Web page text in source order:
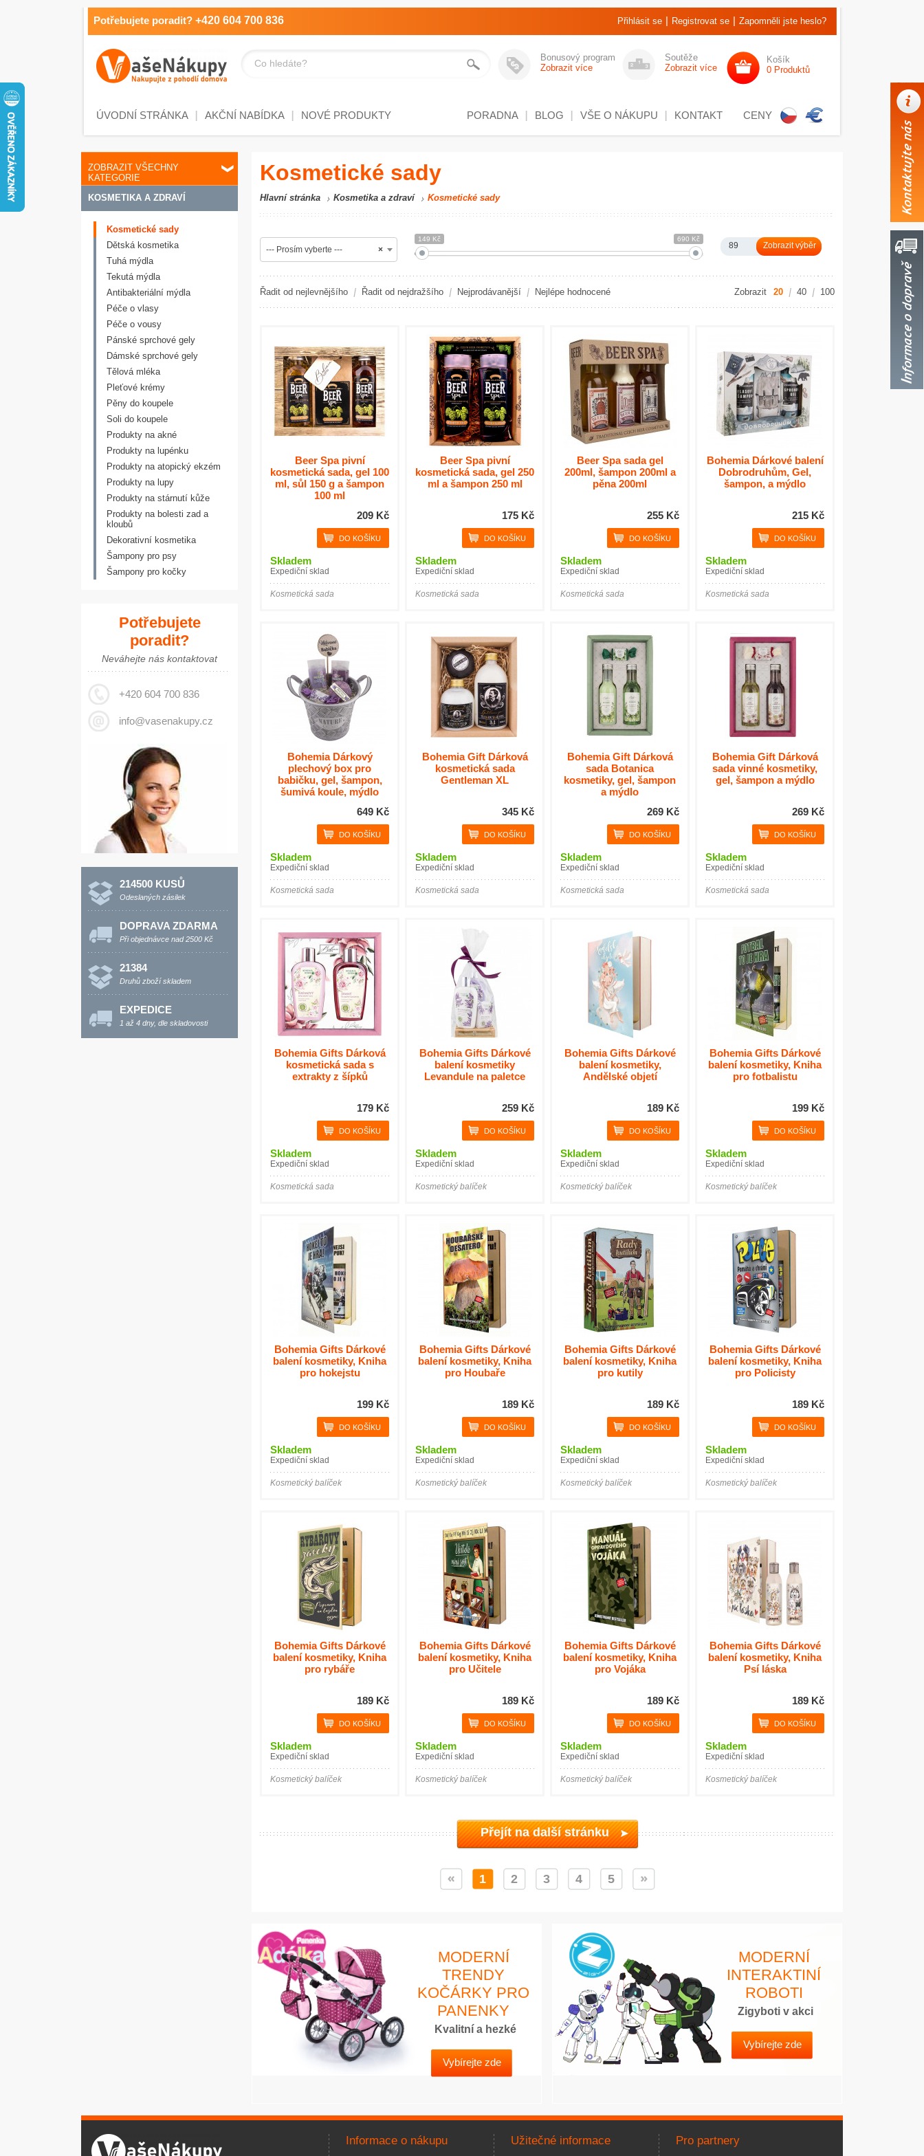
Potřebujete poradit? +420 604 700 836 Přihlásit se | Registrovat se | Zapomněli jste heslo?
Co hledáte?
Bonusový program
Zobrazit více
Soutěže
Zobrazit více
Košík
0 Produktů
ÚVODNÍ STRÁNKA AKČNÍ NABÍDKA NOVÉ PRODUKTY PORADNA BLOG VŠE O NÁKUPU KONTAKT CENY
ZOBRAZIT VŠECHNY
KATEGORIE
KOSMETIKA A ZDRAVÍ
Kosmetické sady
Dětská kosmetika
Tuhá mýdla
Tekutá mýdla
Antibakteriální mýdla
Péče o vlasy
Péče o vousy
Pánské sprchové gely
Dámské sprchové gely
Tělová mléka
Pleťové krémy
Pěny do koupele
Soli do koupele
Produkty na akné
Produkty na lupénku
Produkty na atopický ekzém
Produkty na lupy
Produkty na stárnutí kůže
Produkty na bolesti zad a
kloubů
Dekorativní kosmetika
Šampony pro psy
Šampony pro kočky
Potřebujete
poradit?
Neváhejte nás kontaktovat
+420 604 700 836
info@vasenakupy.cz
214500 KUSŮ
Odeslaných zásilek
DOPRAVA ZDARMA
Při objednávce nad 2500 Kč
21384
Druhů zboží skladem
EXPEDICE
1 až 4 dny, dle skladovosti
Kosmetické sady
Hlavní stránka Kosmetika a zdraví Kosmetické sady
×
--- Prosím vyberte ---
149 Kč 690 Kč
89
Řadit od nejlevnějšího Řadit od nejdražšího Nejprodávanější Nejlépe hodnocené Zobrazit 20 40 100
Beer Spa pivní
kosmetická sada, gel 100
ml, sůl 150 g a šampon
100 ml
209 Kč
Skladem
Expediční sklad
Kosmetická sada
Beer Spa pivní
kosmetická sada, gel 250
ml a šampon 250 ml
175 Kč
Skladem
Expediční sklad
Kosmetická sada
Beer Spa sada gel
200ml, šampon 200ml a
pěna 200ml
255 Kč
Skladem
Expediční sklad
Kosmetická sada
Bohemia Dárkové balení
Dobrodruhům, Gel,
šampon, a mýdlo
215 Kč
Skladem
Expediční sklad
Kosmetická sada
Bohemia Dárkový
plechový box pro
babičku, gel, šampon,
šumivá koule, mýdlo
649 Kč
Skladem
Expediční sklad
Kosmetická sada
Bohemia Gift Dárková
kosmetická sada
Gentleman XL
345 Kč
Skladem
Expediční sklad
Kosmetická sada
Bohemia Gift Dárková
sada Botanica
kosmetiky, gel, šampon
a mýdlo
269 Kč
Skladem
Expediční sklad
Kosmetická sada
Bohemia Gift Dárková
sada vinné kosmetiky,
gel, šampon a mýdlo
269 Kč
Skladem
Expediční sklad
Kosmetická sada
Bohemia Gifts Dárková
kosmetická sada s
extrakty z šípků
179 Kč
Skladem
Expediční sklad
Kosmetická sada
Bohemia Gifts Dárkové
balení kosmetiky
Levandule na paletce
259 Kč
Skladem
Expediční sklad
Kosmetický balíček
Bohemia Gifts Dárkové
balení kosmetiky,
Andělské objetí
189 Kč
Skladem
Expediční sklad
Kosmetický balíček
Bohemia Gifts Dárkové
balení kosmetiky, Kniha
pro fotbalistu
199 Kč
Skladem
Expediční sklad
Kosmetický balíček
Bohemia Gifts Dárkové
balení kosmetiky, Kniha
pro hokejstu
199 Kč
Skladem
Expediční sklad
Kosmetický balíček
Bohemia Gifts Dárkové
balení kosmetiky, Kniha
pro Houbaře
189 Kč
Skladem
Expediční sklad
Kosmetický balíček
Bohemia Gifts Dárkové
balení kosmetiky, Kniha
pro kutily
189 Kč
Skladem
Expediční sklad
Kosmetický balíček
Bohemia Gifts Dárkové
balení kosmetiky, Kniha
pro Policisty
189 Kč
Skladem
Expediční sklad
Kosmetický balíček
Bohemia Gifts Dárkové
balení kosmetiky, Kniha
pro rybáře
189 Kč
Skladem
Expediční sklad
Kosmetický balíček
Bohemia Gifts Dárkové
balení kosmetiky, Kniha
pro Učitele
189 Kč
Skladem
Expediční sklad
Kosmetický balíček
Bohemia Gifts Dárkové
balení kosmetiky, Kniha
pro Vojáka
189 Kč
Skladem
Expediční sklad
Kosmetický balíček
Bohemia Gifts Dárkové
balení kosmetiky, Kniha
Psí láska
189 Kč
Skladem
Expediční sklad
Kosmetický balíček
Přejít na další stránku
1 2 3 4 5
MODERNÍ
TRENDY
KOČÁRKY PRO
PANENKY
Kvalitní a hezké
Vybírejte zde
MODERNÍ
INTERAKTINÍ
ROBOTI
Zigyboti v akci
Vybírejte zde
Informace o nákupu Užitečné informace Pro partnery